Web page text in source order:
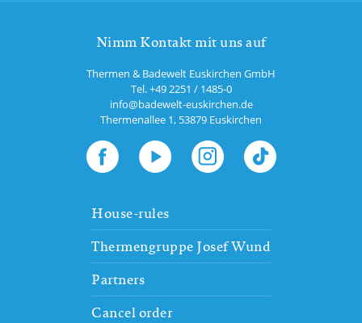
Nimm Kontakt mit uns auf
Thermen & Badewelt Euskirchen GmbH
Tel.+49 2251 / 1485-0
info@badewelt-euskirchen.de
Thermenallee 1, 53879 Euskirchen
House-rules
Thermengruppe Josef Wund
Partners
Cancel order